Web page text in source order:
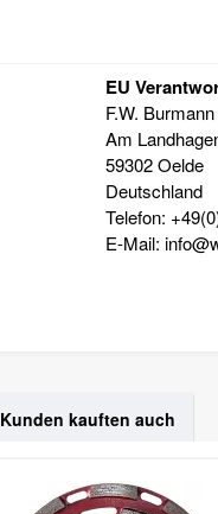
EU
F.W. Burmann
Am
59302 Oelde
Deutschland
Telefon:
E-Mail:
Kunden kauften auch